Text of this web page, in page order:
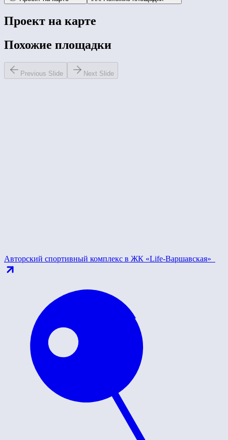
Проект на карте
Похожие площадки
Previous Slide Next Slide
Авторский спортивный комплекс в ЖК «Life-Варшавская»